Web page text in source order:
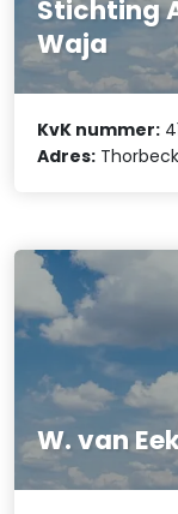
Stichting
Waja
KvK nummer:
Adres:
W. van